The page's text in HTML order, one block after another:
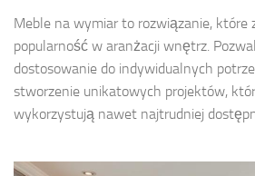
Meble na wymiar to rozwiązanie, które
popularność w aranżacji wnętrz.
dostosowanie do indywidualnych
stworzenie unikatowych projektów,
wykorzystują nawet najtrudniej